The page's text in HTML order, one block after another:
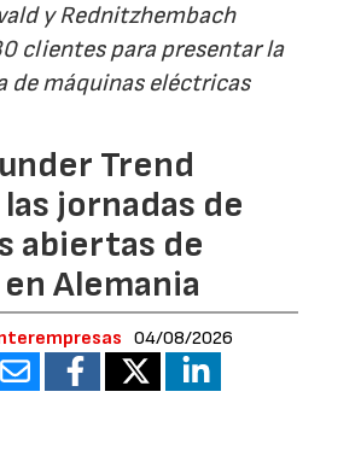
y Rednitzhembach
clientes para presentar la
de máquinas eléctricas
Trend
jornadas de
abiertas de
Alemania
04/08/2026